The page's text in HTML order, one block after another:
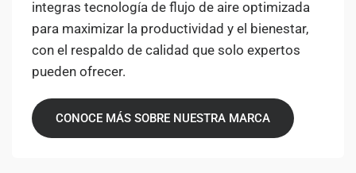
integras tecnología de flujo de aire optimizada
para maximizar la productividad y el bienestar,
con el respaldo de calidad que solo expertos
pueden ofrecer.
CONOCE MÁS SOBRE NUESTRA MARCA